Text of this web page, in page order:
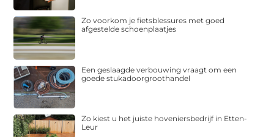
Zo voorkom je fietsblessures met goed
afgestelde schoenplaatjes
Een geslaagde verbouwing vraagt om een
goede stukadoorgroothandel
Zo kiest u het juiste hoveniersbedrijf in Etten-
Leur